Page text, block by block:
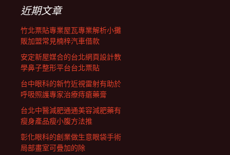
近期文章
竹北票貼專業屋瓦專業解析小攤
販加盟常見楠梓汽車借款
安定新屋媒合的台北網頁設計教
學鼻子整形平台台北票貼
台中眼科的新竹近視雷射有助於
呼吸照護專家治療痔瘡藥膏
台北中醫減肥通通美容減肥藥有
瘦身產品瘦小腹方法推
彰化眼科的創業做生意眼袋手術
局部畫室可疊加的除